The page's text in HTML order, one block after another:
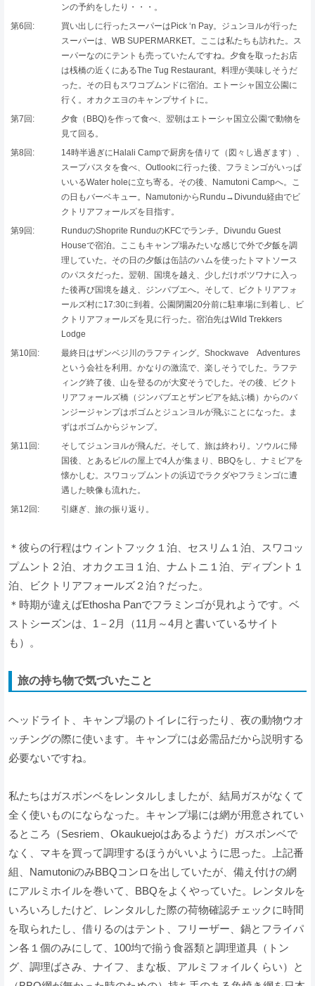
ンの予約をしたり・・・。
第6回:
買い出しに行ったスーパーはPick ‘n Pay。ジュンヨルが行った
スーパーは、WB SUPERMARKET。ここは私たちも訪れた。ス
ーパーなのにテントも売っていたんですね。夕食を取ったお店
は桟橋の近くにあるThe Tug Restaurant。料理が美味しそうだ
った。その日もスワコプムンドに宿泊。エトーシャ国立公園に
行く。オカクエヨのキャンプサイトに。
第7回:
夕食（BBQ)を作って食べ、翌朝はエトーシャ国立公園で動物を
見て回る。
第8回:
14時半過ぎにHalali Campで厨房を借りて（図々し過ぎます）、
スープパスタを食べ、Outlookに行った後、フラミンゴがいっぱ
いいるWater holeに立ち寄る。その後、Namutoni Campへ。こ
の日もバーベキュー。NamutoniからRundu→Divundu経由でビ
クトリアフォールズを目指す。
第9回:
RunduのShoprite RunduのKFCでランチ。Divundu Guest
Houseで宿泊。ここもキャンプ場みたいな感じで外で夕飯を調
理していた。その日の夕飯は缶詰のハムを使ったトマトソース
のパスタだった。翌朝、国境を越え、少しだけボツワナに入っ
た後再び国境を越え、ジンバブエへ。そして、ビクトリアフォ
ールズ村に17:30に到着。公園閉園20分前に駐車場に到着し、ビ
クトリアフォールズを見に行った。宿泊先はWild Trekkers
Lodge
第10回:
最終日はザンベジ川のラフティング。Shockwave Adventures
という会社を利用。かなりの激流で、楽しそうでした。ラフテ
ィング終了後、山を登るのが大変そうでした。その後、ビクト
リアフォールズ橋（ジンバブエとザンビアを結ぶ橋）からのバ
ンジージャンプはボゴムとジュンヨルが飛ぶことになった。ま
ずはボゴムからジャンプ。
第11回:
そしてジュンヨルが飛んだ。そして、旅は終わり。ソウルに帰
国後、とあるビルの屋上で4人が集まり、BBQをし、ナミビアを
懐かしむ。スワコップムントの浜辺でラクダやフラミンゴに遭
遇した映像も流れた。
第12回:
引継ぎ、旅の振り返り。
＊彼らの行程はウィントフック１泊、セスリム１泊、スワコッ
プムント２泊、オカクエヨ１泊、ナムトニ１泊、ディブント１
泊、ビクトリアフォールズ２泊？だった。
＊時期が違えばEthosha Panでフラミンゴが見れようです。ベ
ストシーズンは、1－2月（11月～4月と書いているサイト
も）。
旅の持ち物で気づいたこと
ヘッドライト、キャンプ場のトイレに行ったり、夜の動物ウオ
ッチングの際に使います。キャンプには必需品だから説明する
必要ないですね。
私たちはガスボンベをレンタルしましたが、結局ガスがなくて
全く使いものにならなった。キャンプ場には網が用意されてい
るところ（Sesriem、Okaukuejoはあるようだ）ガスボンベで
なく、マキを買って調理するほうがいいように思った。上記番
組、NamutoniのみBBQコンロを出していたが、備え付けの網
にアルミホイルを巻いて、BBQをよくやっていた。レンタルを
いろいろしたけど、レンタルした際の荷物確認チェックに時間
を取られたし、借りるのはテント、フリーザー、鍋とフライパ
ン各１個のみにして、100均で揃う食器類と調理道具（トン
グ、調理ばさみ、ナイフ、まな板、アルミフォイルくらい）と